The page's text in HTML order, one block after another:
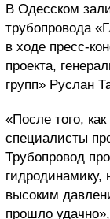
В Одесском
трубопровода
в ходе пресс-
проекта,
групп» Руслан
«После того,
специалисты
Трубопровод
гидродинамику,
высоким
прошло